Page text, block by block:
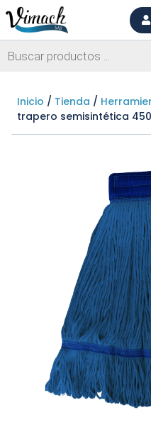
Inicio / Tienda /
trapero semisintética